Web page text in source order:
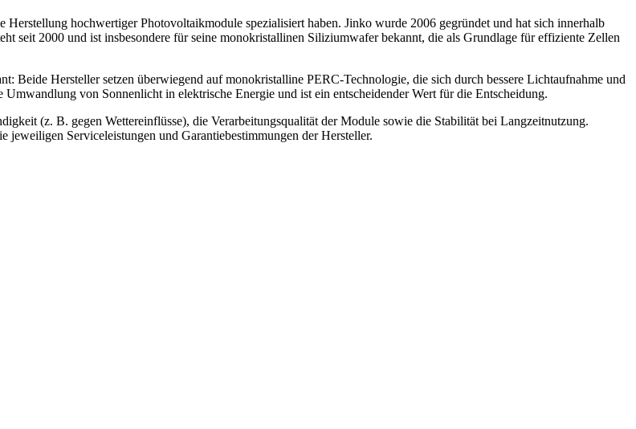
hochwertiger Photovoltaikmodule spezialisiert haben. Jinko wurde 2006 gegründet und hat sich innerhalb
seit 2000 und ist insbesondere für seine monokristallinen Siliziumwafer bekannt, die als Grundlage für effiziente Zellen
Beide Hersteller setzen überwiegend auf monokristalline PERC-Technologie, die sich durch bessere Lichtaufnahme und
von Sonnenlicht in elektrische Energie und ist ein entscheidender Wert für die Entscheidung.
(z. B. gegen Wettereinflüsse), die Verarbeitungsqualität der Module sowie die Stabilität bei Langzeitnutzung.
Serviceleistungen und Garantiebestimmungen der Hersteller.